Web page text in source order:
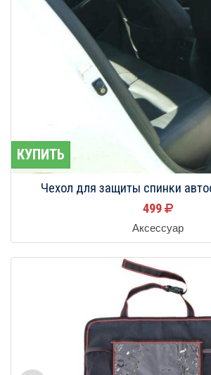
КУПИТЬ
Чехол для защиты спинки
499
Аксессуар